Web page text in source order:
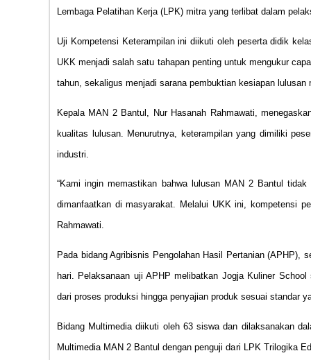
Lembaga Pelatihan Kerja (LPK) mitra yang terlibat dalam
Uji Kompetensi Keterampilan ini diikuti oleh peserta didik
UKK menjadi salah satu tahapan penting untuk mengukur
tahun, sekaligus menjadi sarana pembuktian kesiapan
Kepala MAN 2 Bantul, Nur Hasanah Rahmawati,
kualitas lulusan. Menurutnya, keterampilan yang dimiliki
industri.
“Kami ingin memastikan bahwa lulusan MAN 2 Bantul
dimanfaatkan di masyarakat. Melalui UKK ini, kompetensi
Rahmawati.
Pada bidang Agribisnis Pengolahan Hasil Pertanian (APHP),
hari. Pelaksanaan uji APHP melibatkan Jogja Kuliner
dari proses produksi hingga penyajian produk sesuai standar
Bidang Multimedia diikuti oleh 63 siswa dan dilaksanakan
Multimedia MAN 2 Bantul dengan penguji dari LPK Trilogika